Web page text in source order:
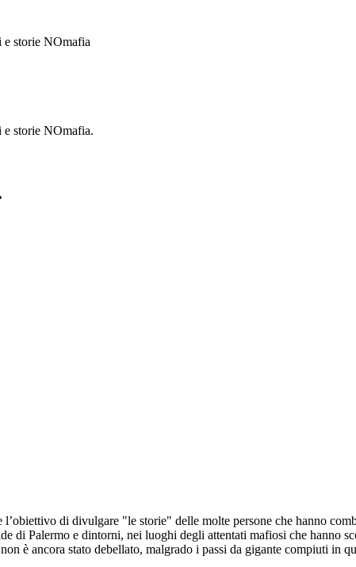
e storie NOmafia
e storie NOmafia.
di divulgare "le storie" delle molte persone che hanno
di Palermo e dintorni, nei luoghi degli attentati mafiosi che hanno
è ancora stato debellato, malgrado i passi da gigante compiuti in